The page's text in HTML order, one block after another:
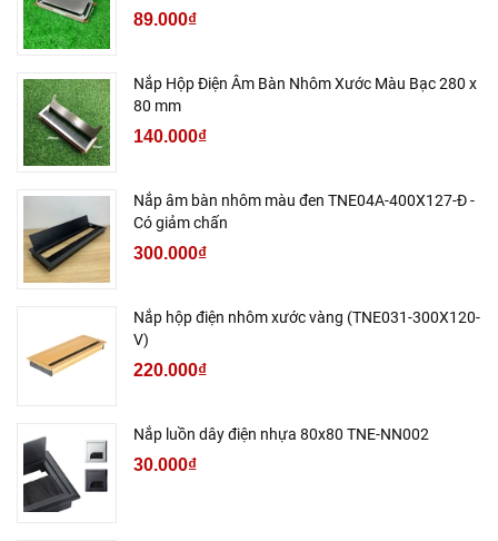
89.000₫
Nắp Hộp Điện Âm Bàn Nhôm Xước Màu Bạc 280 x
80 mm
140.000₫
Nắp âm bàn nhôm màu đen TNE04A-400X127-Đ -
Có giảm chấn
300.000₫
Nắp hộp điện nhôm xước vàng (TNE031-300X120-
V)
220.000₫
Nắp luồn dây điện nhựa 80x80 TNE-NN002
30.000₫